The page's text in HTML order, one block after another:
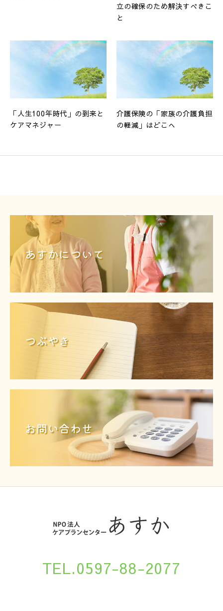
立の確保のため解決すべきこ
と
「人生100年時代」の到来と
ケアマネジャー
介護保険の「家族の介護負担
の軽減」はどこへ
あすかについて
つぶやき
お問い合わせ
TEL.0597-88-2077